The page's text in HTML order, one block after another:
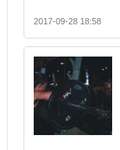
2017-09-28 18:58